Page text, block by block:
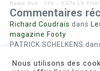
Radio Sud · 234 – ESTA LE
Commentaires
Richard Coudrais dans
magazine Footy
PATRICK SCHELKENS
Bohn fabiennedans
Nous utilisons des